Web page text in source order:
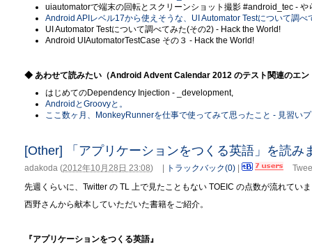
uiautomatorで端末の回転とスクリーンショット撮影 #android_tec - や
Android APIレベル17から使えそうな、UI Automator Testについて調
UI Automator Testについて調べてみた(その2) - Hack the World!
Android UIAutomatorTestCase その３ - Hack the World!
◆ あわせて読みたい（Android Advent Calendar 2012 のテスト関連のエン
はじめてのDependency Injection - _development,
AndroidとGroovyと。
ここ数ヶ月、MonkeyRunnerを仕事で使ってみて思ったこと - 見習い
[Other] 「アプリケーションをつくる英語」を読み
adakoda (2012年10月28日 23:08) | トラックバック(0) |
先週くらいに、Twitter の TL 上で見たこともない TOEIC の点数が流れてい
西野さんから献本していただいた書籍をご紹介。
『アプリケーションをつくる英語』